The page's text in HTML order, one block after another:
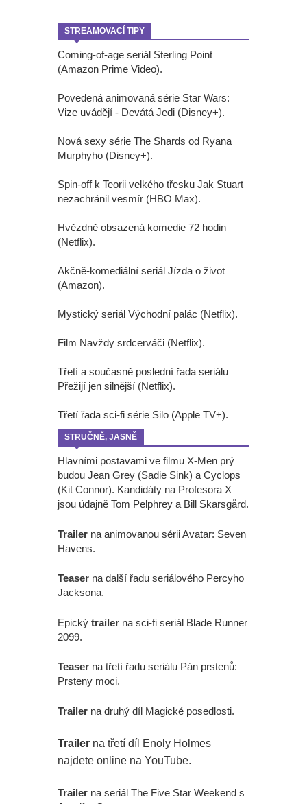
STREAMOVACÍ TIPY
Coming-of-age seriál Sterling Point
(Amazon Prime Video).
Povedená animovaná série Star Wars:
Vize uvádějí - Devátá Jedi (Disney+).
Nová sexy série The Shards od Ryana
Murphyho (Disney+).
Spin-off k Teorii velkého třesku Jak Stuart
nezachránil vesmír (HBO Max).
Hvězdně obsazená komedie 72 hodin
(Netflix).
Akčně-komediální seriál Jízda o život
(Amazon).
Mystický seriál Východní palác (Netflix).
Film Navždy srdcerváči (Netflix).
Třetí a současně poslední řada seriálu
Přežijí jen silnější (Netflix).
Třetí řada sci-fi série Silo (Apple TV+).
STRUČNĚ, JASNĚ
Hlavními postavami ve filmu X-Men prý
budou Jean Grey (Sadie Sink) a Cyclops
(Kit Connor). Kandidáty na Profesora X
jsou údajně Tom Pelphrey a Bill Skarsgård.
Trailer na animovanou sérii Avatar: Seven
Havens.
Teaser na další řadu seriálového Percyho
Jacksona.
Epický trailer na sci-fi seriál Blade Runner
2099.
Teaser na třetí řadu seriálu Pán prstenů:
Prsteny moci.
Trailer na druhý díl Magické posedlosti.
Trailer na třetí díl Enoly Holmes
najdete online na YouTube.
Trailer na seriál The Five Star Weekend s